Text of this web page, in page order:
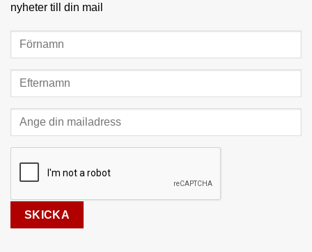
nyheter till din mail